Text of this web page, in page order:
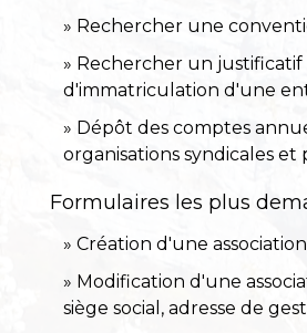
Rechercher une
Rechercher un justificatif
d'immatriculation d'une
Dépôt des comptes
organisations syndicales et
Formulaires les plus
Création d'une association
Modification d'une
siège social, adresse de